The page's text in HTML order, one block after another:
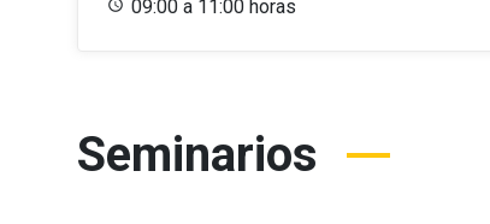
09:00 a 11:00 horas
Seminarios